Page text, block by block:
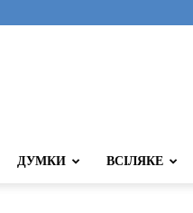
ДУМКИ ВСІЛЯКЕ